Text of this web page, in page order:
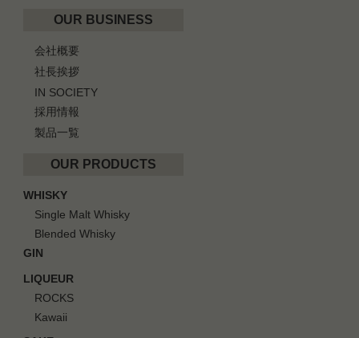
OUR BUSINESS
会社概要
社長挨拶
IN SOCIETY
採用情報
製品一覧
OUR PRODUCTS
WHISKY
Single Malt Whisky
Blended Whisky
GIN
LIQUEUR
ROCKS
Kawaii